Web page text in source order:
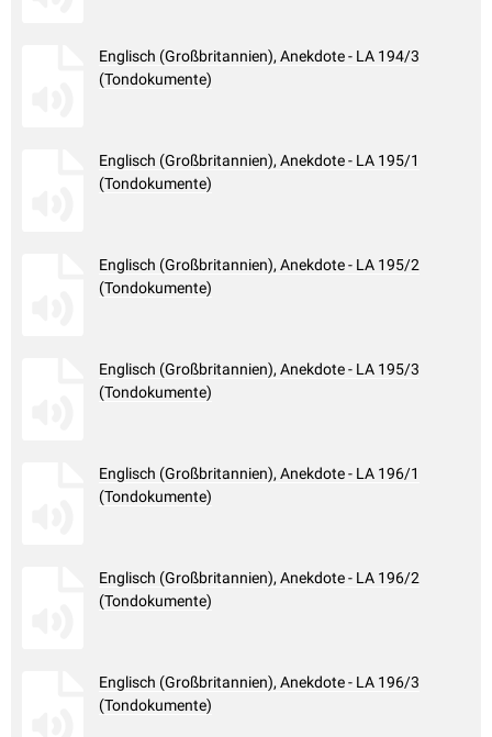
Englisch (Großbritannien), Anekdote - LA 194/3
(Tondokumente)
Englisch (Großbritannien), Anekdote - LA 195/1
(Tondokumente)
Englisch (Großbritannien), Anekdote - LA 195/2
(Tondokumente)
Englisch (Großbritannien), Anekdote - LA 195/3
(Tondokumente)
Englisch (Großbritannien), Anekdote - LA 196/1
(Tondokumente)
Englisch (Großbritannien), Anekdote - LA 196/2
(Tondokumente)
Englisch (Großbritannien), Anekdote - LA 196/3
(Tondokumente)